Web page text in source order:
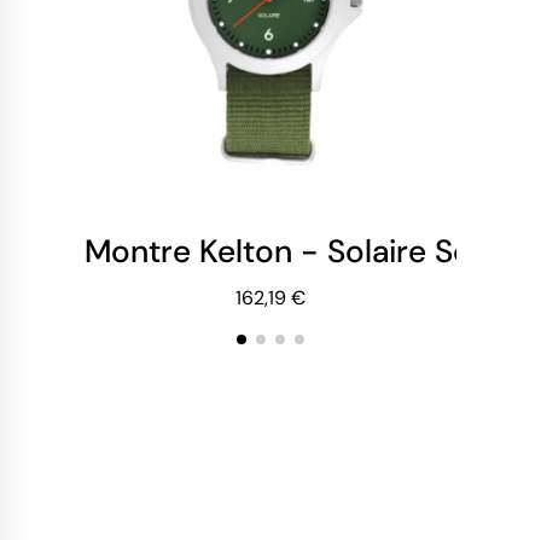
Montre Kelton - Solaire Soleil
162,19 €